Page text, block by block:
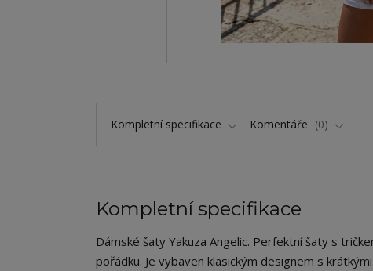
Kompletní specifikace Komentáře 0
Kompletní specifikace
Dámské šaty Yakuza Angelic. Perfektní šaty s
pořádku. Je vybaven klasickým designem s